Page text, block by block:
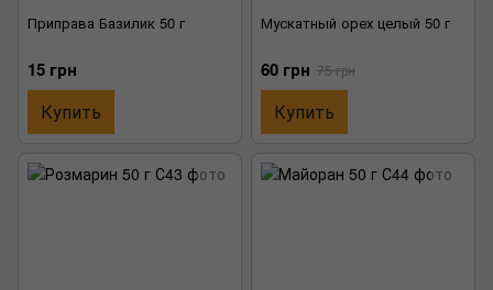
Приправа Базилик 50 г
15 грн
Купить
Мускатный орех целый 50 г
60 грн 75 грн
Купить